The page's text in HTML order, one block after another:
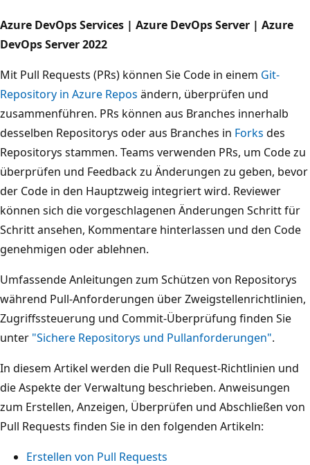
Azure DevOps Services | Azure DevOps Server | Azure
DevOps Server 2022
Mit Pull Requests (PRs) können Sie Code in einem Git-
Repository in Azure Repos ändern, überprüfen und
zusammenführen. PRs können aus Branches innerhalb
desselben Repositorys oder aus Branches in Forks des
Repositorys stammen. Teams verwenden PRs, um Code zu
überprüfen und Feedback zu Änderungen zu geben, bevor
der Code in den Hauptzweig integriert wird. Reviewer
können sich die vorgeschlagenen Änderungen Schritt für
Schritt ansehen, Kommentare hinterlassen und den Code
genehmigen oder ablehnen.
Umfassende Anleitungen zum Schützen von Repositorys
während Pull-Anforderungen über Zweigstellenrichtlinien,
Zugriffssteuerung und Commit-Überprüfung finden Sie
unter "Sichere Repositorys und Pullanforderungen".
In diesem Artikel werden die Pull Request-Richtlinien und
die Aspekte der Verwaltung beschrieben. Anweisungen
zum Erstellen, Anzeigen, Überprüfen und Abschließen von
Pull Requests finden Sie in den folgenden Artikeln:
Erstellen von Pull Requests